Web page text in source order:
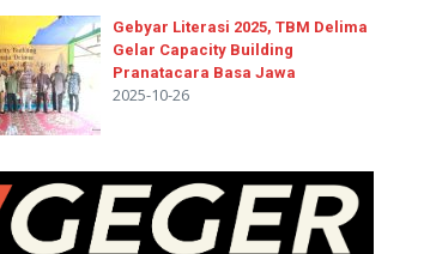
Gebyar Literasi 2025, TBM Delima
Gelar Capacity Building
Pranatacara Basa Jawa
2025-10-26